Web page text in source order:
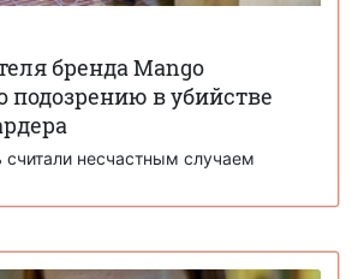
бренда Mango
подозрению в убийстве
считали несчастным случаем